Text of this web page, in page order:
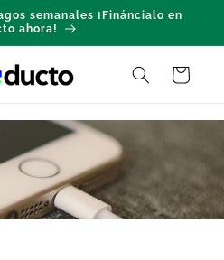
semanales ¡Fináncialo en
ahora!
Cart